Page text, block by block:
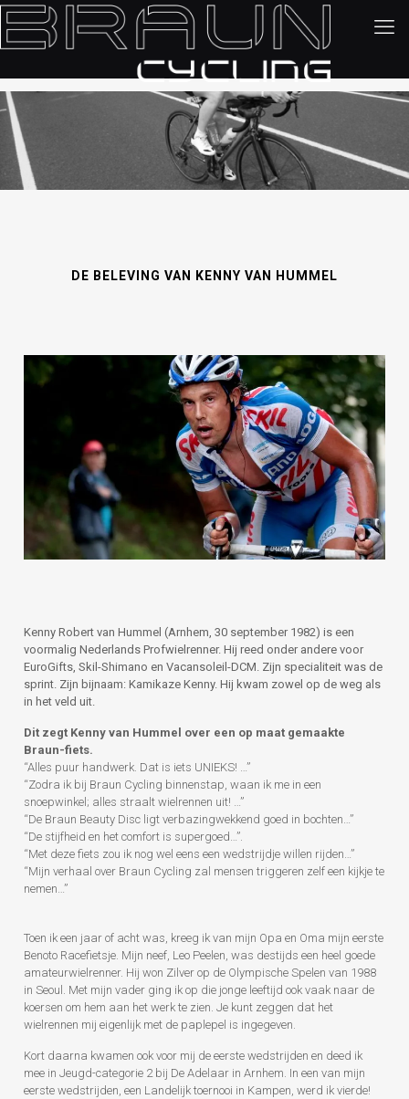
DE BELEVING VAN KENNY VAN HUMMEL
Kenny Robert van Hummel (Arnhem, 30 september 1982) is een
voormalig Nederlands Profwielrenner. Hij reed onder andere voor
EuroGifts, Skil-Shimano en Vacansoleil-DCM. Zijn specialiteit was de
sprint. Zijn bijnaam: Kamikaze Kenny. Hij kwam zowel op de weg als
in het veld uit.
Dit zegt Kenny van Hummel over een op maat gemaakte
Braun-fiets.
“Alles puur handwerk. Dat is iets UNIEKS! …”
“Zodra ik bij Braun Cycling binnenstap, waan ik me in een
snoepwinkel; alles straalt wielrennen uit! …”
“De Braun Beauty Disc ligt verbazingwekkend goed in bochten…”
“De stijfheid en het comfort is supergoed…”.
“Met deze fiets zou ik nog wel eens een wedstrijdje willen rijden…”
“Mijn verhaal over Braun Cycling zal mensen triggeren zelf een kijkje te
nemen…”
Toen ik een jaar of acht was, kreeg ik van mijn Opa en Oma mijn eerste
Benoto Racefietsje. Mijn neef, Leo Peelen, was destijds een heel goede
amateurwielrenner. Hij won Zilver op de Olympische Spelen van 1988
in Seoul. Met mijn vader ging ik op die jonge leeftijd ook vaak naar de
koersen om hem aan het werk te zien. Je kunt zeggen dat het
wielrennen mij eigenlijk met de paplepel is ingegeven.
Kort daarna kwamen ook voor mij de eerste wedstrijden en deed ik
mee in Jeugd-categorie 2 bij De Adelaar in Arnhem. In een van mijn
eerste wedstrijden, een Landelijk toernooi in Kampen, werd ik vierde!